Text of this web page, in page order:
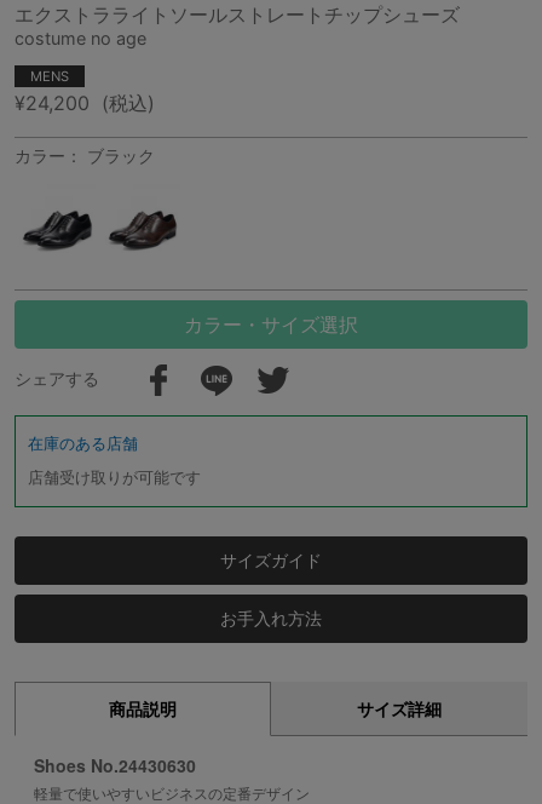
エクストラライトソールストレートチップシューズ
costume no age
MENS
¥24,200 (税込)
カラー： ブラック
カラー・サイズ選択
シェアする
在庫のある店舗
店舗受け取りが可能です
サイズガイド
お手入れ方法
商品説明 サイズ詳細
Shoes No.24430630
軽量で使いやすいビジネスの定番デザイン